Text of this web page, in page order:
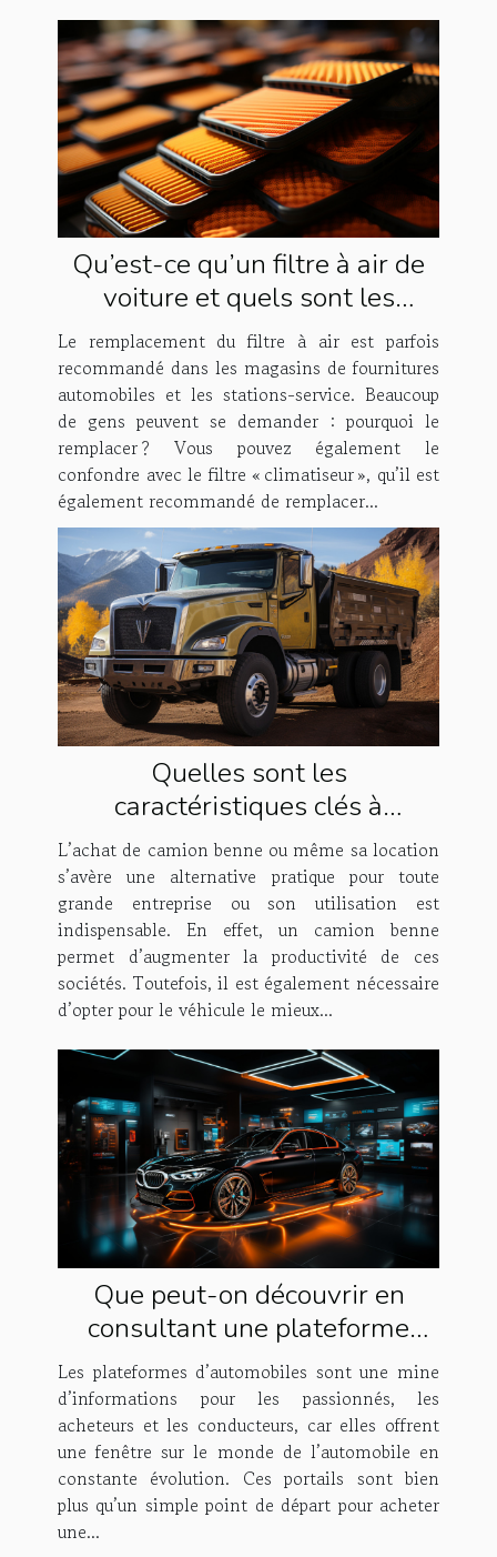
Qu’est-ce qu’un filtre à air de
voiture et quels sont les
avantages et inconvénients de
le remplacer ?
Le remplacement du filtre à air est parfois
recommandé dans les magasins de fournitures
automobiles et les stations-service. Beaucoup
de gens peuvent se demander : pourquoi le
remplacer ? Vous pouvez également le
confondre avec le filtre « climatiseur », qu’il est
également recommandé de remplacer...
Quelles sont les
caractéristiques clés à
rechercher lors de l’achat d’un
camion benne ?
L’achat de camion benne ou même sa location
s’avère une alternative pratique pour toute
grande entreprise ou son utilisation est
indispensable. En effet, un camion benne
permet d’augmenter la productivité de ces
sociétés. Toutefois, il est également nécessaire
d’opter pour le véhicule le mieux...
Que peut-on découvrir en
consultant une plateforme
dédiée à l'automobile ?
Les plateformes d’automobiles sont une mine
d’informations pour les passionnés, les
acheteurs et les conducteurs, car elles offrent
une fenêtre sur le monde de l’automobile en
constante évolution. Ces portails sont bien
plus qu’un simple point de départ pour acheter
une...